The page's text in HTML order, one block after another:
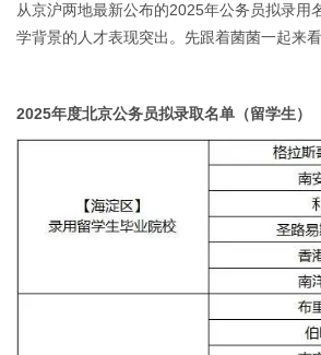
从京沪两地最新公布的2025年公务员拟录用
学背景的人才表现突出。先跟着菌菌一起来
2025年度北京公务员拟录取名单（留学生）